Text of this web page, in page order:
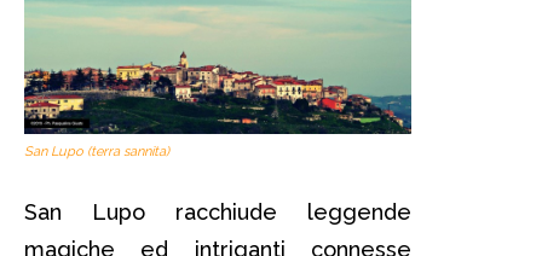
San Lupo (terra sannita)
San Lupo racchiude leggende
magiche ed intriganti connesse